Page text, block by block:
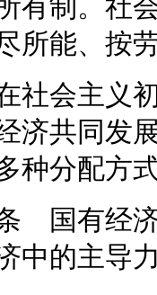
有制。社
所能、按
社会主义
济共同发
种分配方
国有经
中的主导